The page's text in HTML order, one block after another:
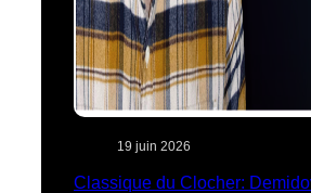
19 juin 2026
Classique du Clocher: